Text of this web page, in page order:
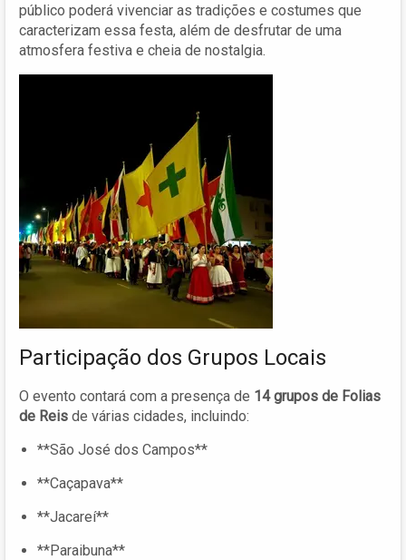
público poderá vivenciar as tradições e costumes que
caracterizam essa festa, além de desfrutar de uma
atmosfera festiva e cheia de nostalgia.
Participação dos Grupos Locais
O evento contará com a presença de 14 grupos de Folias
de Reis de várias cidades, incluindo:
**São José dos Campos**
**Caçapava**
**Jacareí**
**Paraibuna**